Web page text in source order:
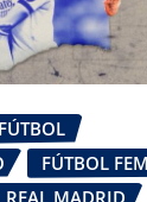
FÚTBOL
FÚTBOL
REAL MADRID